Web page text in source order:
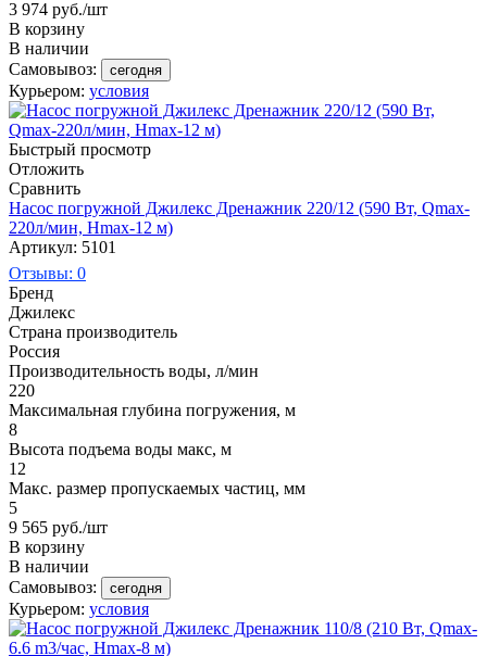
3 974 руб./шт
В корзину
В наличии
Самовывоз:
сегодня
Курьером: условия
Быстрый просмотр
Отложить
Сравнить
Насос погружной Джилекс Дренажник 220/12 (590 Вт, Qmax-
220л/мин, Hmax-12 м)
Артикул: 5101
Отзывы: 0
Бренд
Джилекс
Страна производитель
Россия
Производительность воды, л/мин
220
Максимальная глубина погружения, м
8
Высота подъема воды макс, м
12
Макс. размер пропускаемых частиц, мм
5
9 565 руб./шт
В корзину
В наличии
Самовывоз:
сегодня
Курьером: условия